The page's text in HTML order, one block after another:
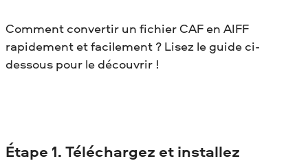
Comment convertir un fichier CAF en AIFF
rapidement et facilement ? Lisez le guide ci-
dessous pour le découvrir !
Étape 1. Téléchargez et installez